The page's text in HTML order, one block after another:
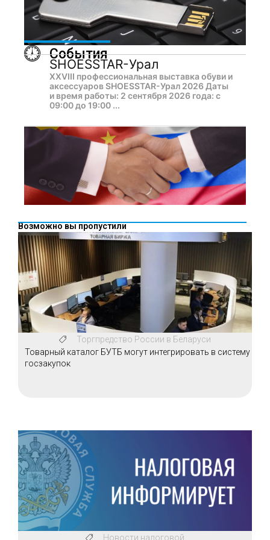
События
SHOESSTAR-Урал
XXVIII профессиональная выставка обуви и
аксессуаров SHOESSTAR-Урал 2026 Даты
и время работы: 2 сентября 2026 года: с
09:00 до 19:00 ...
Возможно вы пропустили
Торгпредство России в Беларуси
Товарный каталог БУТБ могут интегрировать в систему
госзакупок
Новости налоговой